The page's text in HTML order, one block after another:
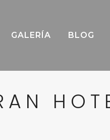
GALERÍA BLOG